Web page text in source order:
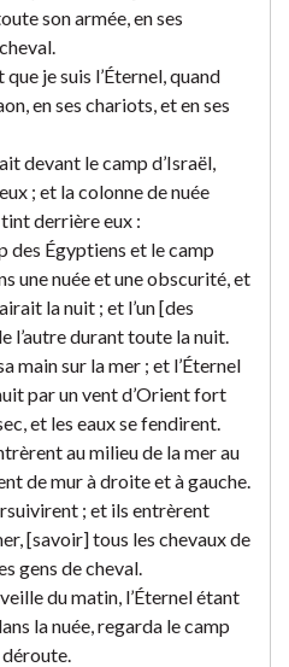
son armée, en ses
je suis l’Éternel, quand
en ses chariots, et en ses
devant le camp d’Israël,
; et la colonne de nuée
derrière eux :
des Égyptiens et le camp
une nuée et une obscurité, et
la nuit ; et l’un [des
l’autre durant toute la nuit.
main sur la mer ; et l’Éternel
par un vent d’Orient fort
et les eaux se fendirent.
au milieu de la mer au
de mur à droite et à gauche.
; et ils entrèrent
[savoir] tous les chevaux de
gens de cheval.
du matin, l’Éternel étant
la nuée, regarda le camp